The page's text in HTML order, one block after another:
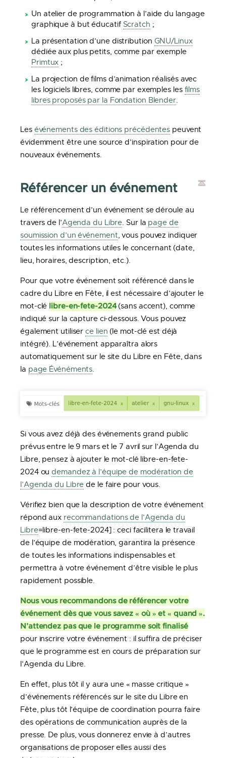
Un atelier de programmation à l’aide du langage
graphique à but éducatif Scratch ;
La présentation d’une distribution GNU/Linux
dédiée aux plus petits, comme par exemple
Primtux ;
La projection de films d’animation réalisés avec
les logiciels libres, comme par exemples les films
libres proposés par la Fondation Blender.
Les événements des éditions précédentes peuvent
évidemment être une source d’inspiration pour de
nouveaux événements.
Référencer un événement
Le référencement d’un événement se déroule au
travers de l’Agenda du Libre. Sur la page de
soumission d’un événement, vous pouvez indiquer
toutes les informations utiles le concernant (date,
lieu, horaires, description, etc.).
Pour que votre événement soit référencé dans le
cadre du Libre en Fête, il est nécessaire d’ajouter le
mot-clé libre-en-fete-2024(sans accent), comme
indiqué sur la capture ci-dessous. Vous pouvez
également utiliserce lien (le mot-clé est déjà
intégré). L’événement apparaîtra alors
automatiquement sur le site du Libre en Fête, dans
la page Événéments.
Si vous avez déjà des événements grand public
prévus entre le 9 mars et le 7 avril sur l’Agenda du
Libre, pensez à ajouter le mot-clé libre-en-fete-
2024 oudemandez à l’équipe de modération de
l’Agenda du Libre de le faire pour vous.
Vérifiez bien que la description de votre événement
répond aux recommandations de l’Agenda du
Libre=libre-en-fete-2024] : ceci facilitera le travail
de l’équipe de modération, garantira la présence
de toutes les informations indispensables et
permettra à votre événement d’être visible le plus
rapidement possible.
Nous vous recommandons de référencer votre
événement dès que vous savez « où » et « quand ».
N’attendez pas que le programme soit finalisé
pour inscrire votre événement : il suffira de préciser
que le programme est en cours de préparation sur
l’Agenda du Libre.
En effet, plus tôt il y aura une « masse critique »
d’événements référencés sur le site du Libre en
Fête, plus tôt l’équipe de coordination pourra faire
des opérations de communication auprès de la
presse. De plus, vous donnerez envie à d’autres
organisations de proposer elles aussi des